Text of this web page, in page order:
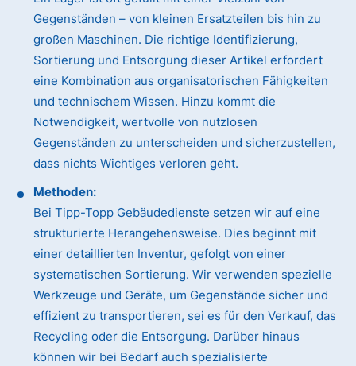
Gegenständen – von kleinen Ersatzteilen bis hin zu
großen Maschinen. Die richtige Identifizierung,
Sortierung und Entsorgung dieser Artikel erfordert
eine Kombination aus organisatorischen Fähigkeiten
und technischem Wissen. Hinzu kommt die
Notwendigkeit, wertvolle von nutzlosen
Gegenständen zu unterscheiden und sicherzustellen,
dass nichts Wichtiges verloren geht.
Methoden:
Bei Tipp-Topp Gebäudedienste setzen wir auf eine
strukturierte Herangehensweise. Dies beginnt mit
einer detaillierten Inventur, gefolgt von einer
systematischen Sortierung. Wir verwenden spezielle
Werkzeuge und Geräte, um Gegenstände sicher und
effizient zu transportieren, sei es für den Verkauf, das
Recycling oder die Entsorgung. Darüber hinaus
können wir bei Bedarf auch spezialisierte